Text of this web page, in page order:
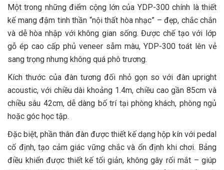
Một trong những điểm cộng lớn của YDP-300 chính là thiết
kế mang đậm tinh thần “nội thất hòa nhạc” – đẹp, chắc chắn
và dễ hòa nhập với không gian sống. Được chế tạo với lớp
gỗ ép cao cấp phủ veneer sẫm màu, YDP-300 toát lên vẻ
sang trọng nhưng không quá phô trương.
Kích thước của đàn tương đối nhỏ gọn so với đàn upright
acoustic, với chiều dài khoảng 1.4m, chiều cao gần 85cm và
chiều sâu 42cm, dễ dàng bố trí tại phòng khách, phòng ngủ
hoặc góc học tập.
Đặc biệt, phần thân đàn được thiết kế dạng hộp kín với pedal
cố định, tạo cảm giác vững chắc và ổn định khi chơi. Bảng
điều khiển được thiết kế tối giản, không gây rối mắt – giúp